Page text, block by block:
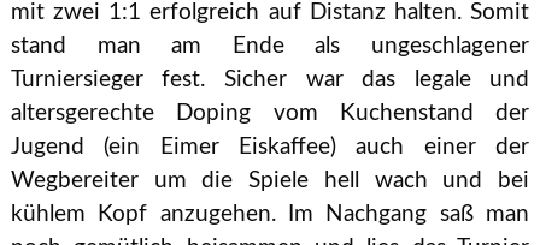
mit zwei 1:1 erfolgreich auf Distanz halten. Somit
stand man am Ende als ungeschlagener
Turniersieger fest. Sicher war das legale und
altersgerechte Doping vom Kuchenstand der
Jugend (ein Eimer Eiskaffee) auch einer der
Wegbereiter um die Spiele hell wach und bei
kühlem Kopf anzugehen. Im Nachgang saß man